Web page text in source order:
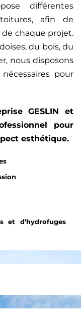
différentes
afin de
chaque projet.
du bois, du
nous disposons
pour
GESLIN et
pour
esthétique.
et d’hydrofuges